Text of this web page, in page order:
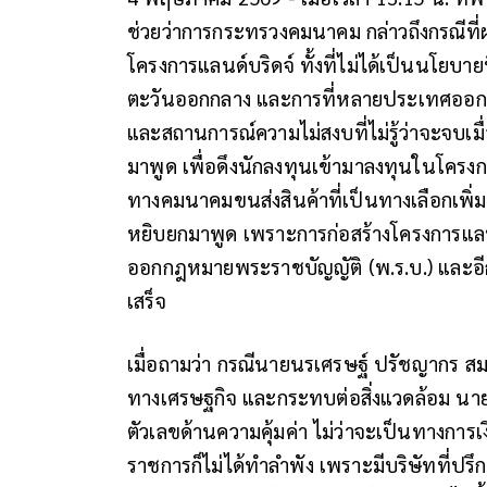
ช่วยว่าการกระทรวงคมนาคม กล่าวถึงกรณี
โครงการแลนด์บริดจ์ ทั้งที่ไม่ได้เป็นนโยบา
ตะวันออกกลาง และการที่หลายประเทศอ
และสถานการณ์ความไม่สงบที่ไม่รู้ว่าจะจบเ
มาพูด เพื่อดึงนักลงทุนเข้ามาลงทุนในโคร
ทางคมนาคมขนส่งสินค้าที่เป็นทางเลือกเพิ่
หยิบยกมาพูด เพราะการก่อสร้างโครงการแ
ออกกฎหมายพระราชบัญญัติ (พ.ร.บ.) และ
เสร็จ
เมื่อถามว่า กรณีนายนรเศรษฐ์ ปรัชญากร
ทางเศรษฐกิจ และกระทบต่อสิ่งแวดล้อม น
ตัวเลขด้านความคุ้มค่า ไม่ว่าจะเป็นทางกา
ราชการก็ไม่ได้ทำลำพัง เพราะมีบริษัทที่ป